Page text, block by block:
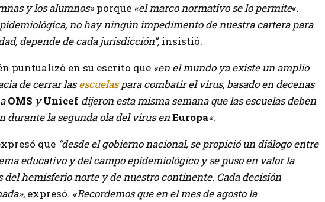
y los alumnos»porque «el marco normativo se lo permite«.
no hay ningún impedimento de nuestra cartera para
depende de cada jurisdicción”, insistió.
puntualizó en su escrito que «en el mundo ya existe un amplio
de cerrar lasescuelaspara combatir el virus, basado en decenas
OMS y Unicef dijeron esta misma semana que las escuelas deben
durante la segunda ola del virus enEuropa«.
que “desde el gobierno nacional, se propició un diálogo entre
educativo y del campo epidemiológico y se puso en valor la
del hemisferio norte y de nuestro continente. Cada decisión
, expresó. «Recordemos que en el mes de agosto la